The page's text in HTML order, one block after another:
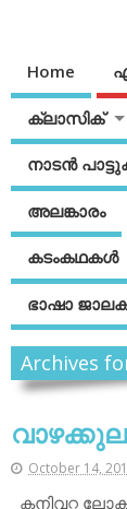
Home
ക്ലാസിക്
നാടന്‍
അലങ്കാരം
കടംകഥകള്‍
ഭാഷാ
Archives
October 14,
കനിവറ്റ